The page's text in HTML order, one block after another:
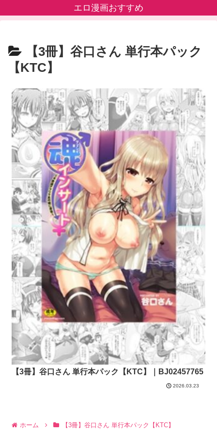
エロ漫画おすすめ
【3冊】谷口さん 単行本パック
【KTC】
【3冊】谷口さん 単行本パック【KTC】｜BJ02457765
2026.03.23
ホーム 【3冊】谷口さん 単行本パック【KTC】